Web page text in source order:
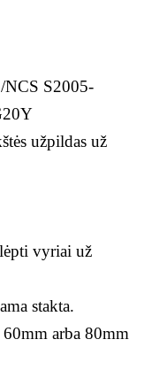
S2005-
užpildas už
vyriai už
stakta.
arba 80mm